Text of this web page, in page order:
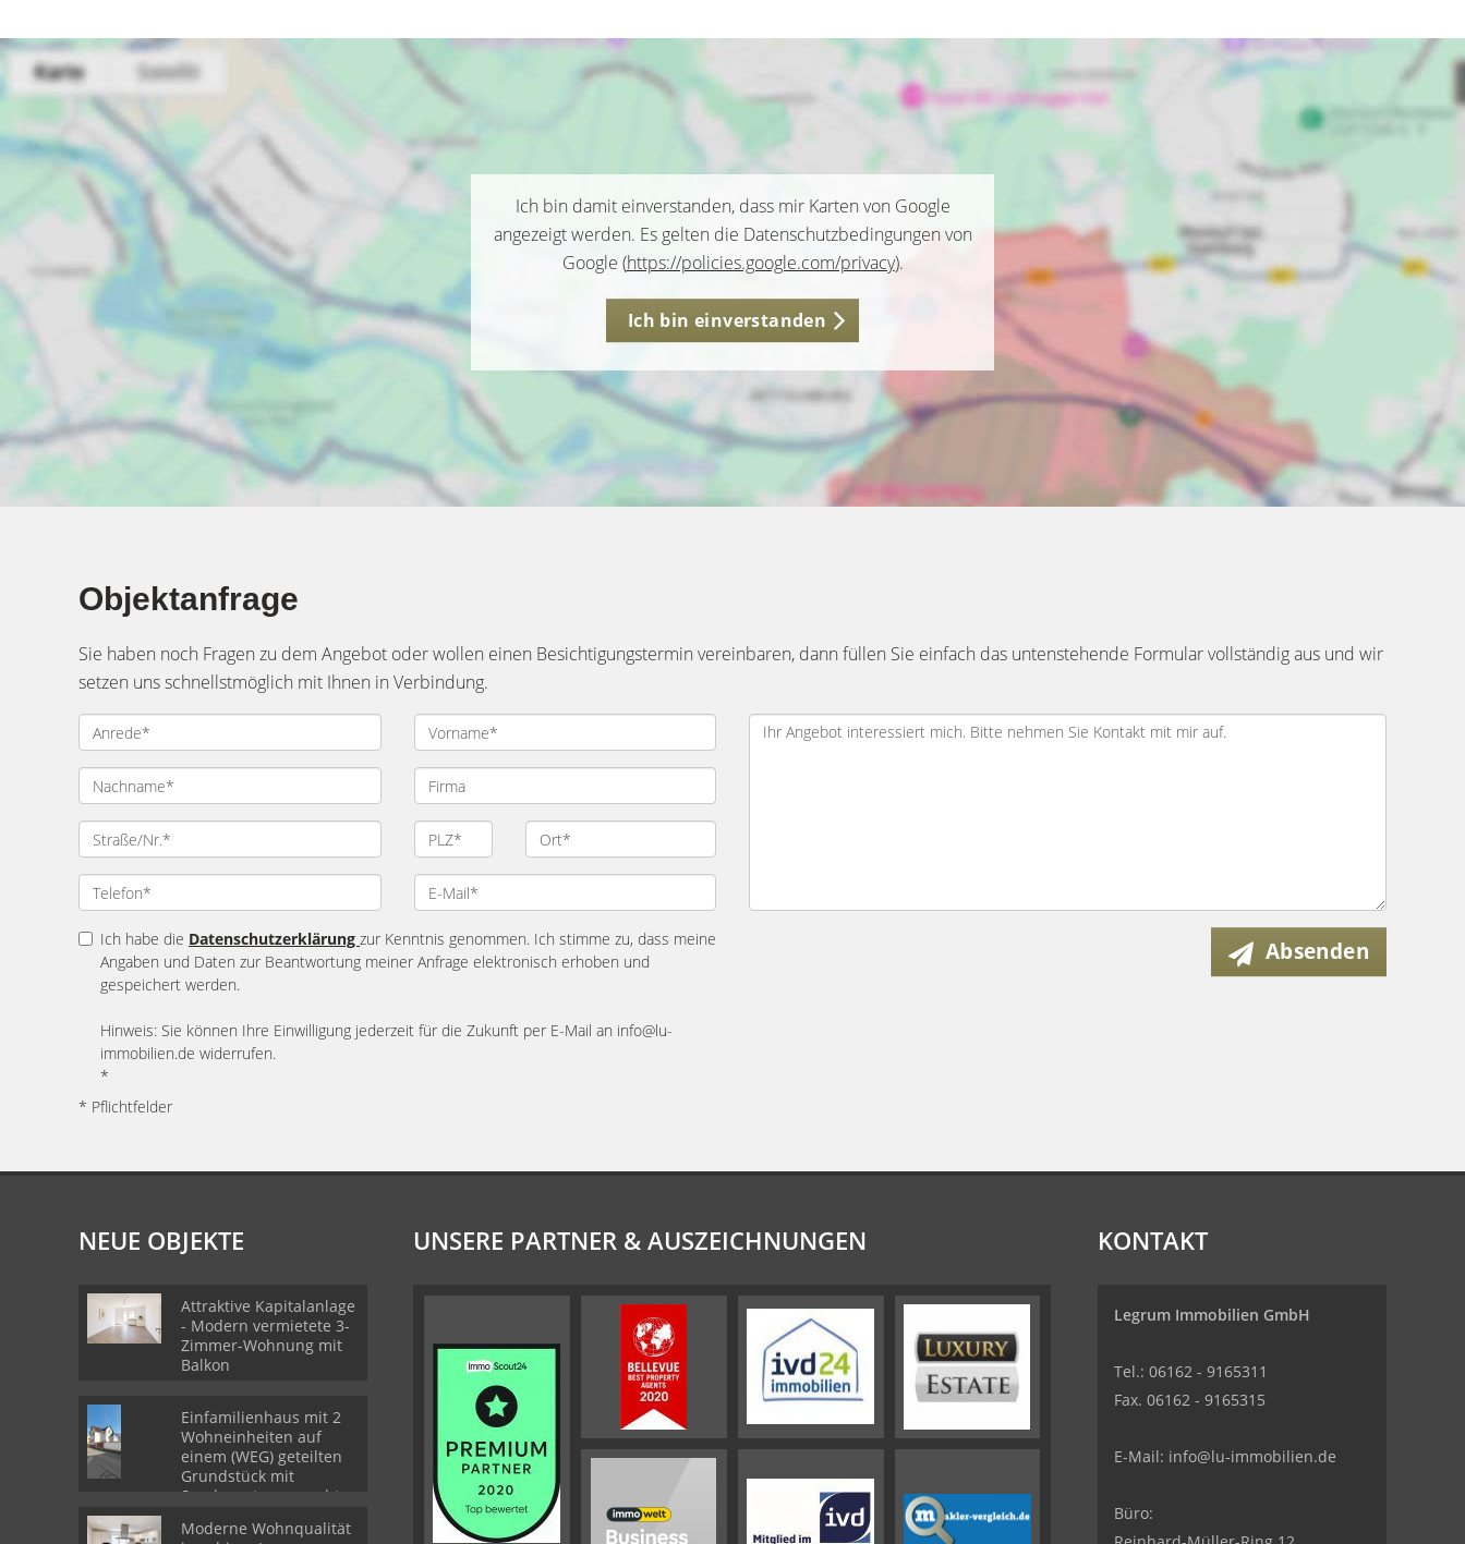
Ich bin damit einverstanden, dass mir Karten von Google
angezeigt werden. Es gelten die Datenschutzbedingungen von
Google (https://policies.google.com/privacy).
Ich bin einverstanden
Objektanfrage
Sie haben noch Fragen zu dem Angebot oder wollen einen Besichtigungstermin vereinbaren, dann füllen Sie einfach das untenstehende Formular vollständig aus und wir
setzen uns schnellstmöglich mit Ihnen in Verbindung.
Ich habe die Datenschutzerklärung zur Kenntnis genommen. Ich stimme zu, dass meine
Angaben und Daten zur Beantwortung meiner Anfrage elektronisch erhoben und
gespeichert werden.
Hinweis: Sie können Ihre Einwilligung jederzeit für die Zukunft per E-Mail an info@lu-
immobilien.de widerrufen.
*
* Pflichtfelder
Absenden
NEUE OBJEKTE
Attraktive Kapitalanlage
- Modern vermietete 3-
Zimmer-Wohnung mit
Balkon
Einfamilienhaus mit 2
Wohneinheiten auf
einem (WEG) geteilten
Grundstück mit
Sondernutzungsrechten
Moderne Wohnqualität
UNSERE PARTNER & AUSZEICHNUNGEN KONTAKT
Legrum Immobilien GmbH
Tel.: 06162 - 9165311
Fax. 06162 - 9165315
E-Mail: info@lu-immobilien.de
Büro: